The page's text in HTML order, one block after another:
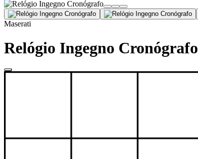
+de 36.000 reviews
Maserati
Relógio Ingegno Cronógrafo